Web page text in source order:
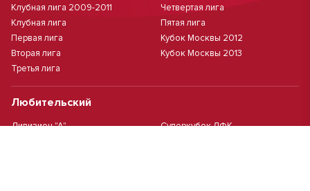
Клубная лига 2009-2011
Клубная лига
Первая лига
Вторая лига
Третья лига
Четвертая лига
Пятая лига
Кубок Москвы 2012
Кубок Москвы 2013
Любительский
Дивизион "А"
Суперкубок ЛФК